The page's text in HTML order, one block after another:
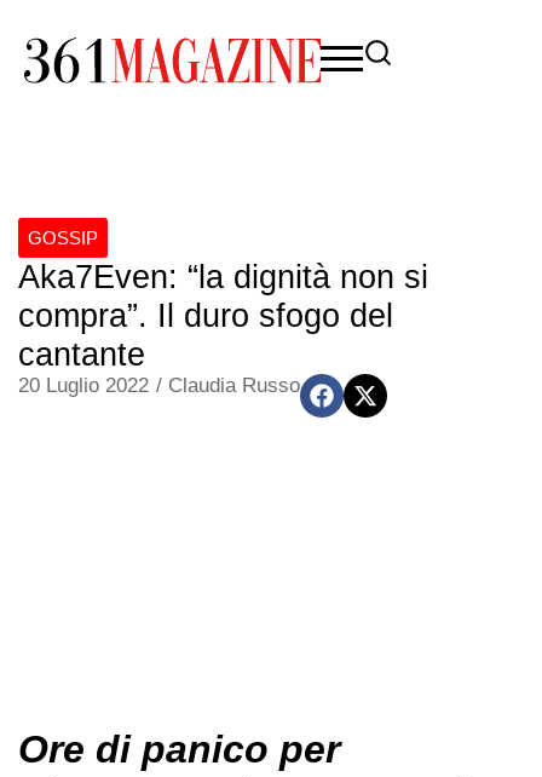
GOSSIP
Aka7Even: “la dignità non si
compra”. Il duro sfogo del
cantante
20 Luglio 2022 / Claudia Russo
Ore di panico per